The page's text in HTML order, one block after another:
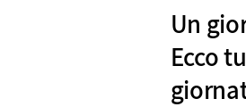
Un
Ecco